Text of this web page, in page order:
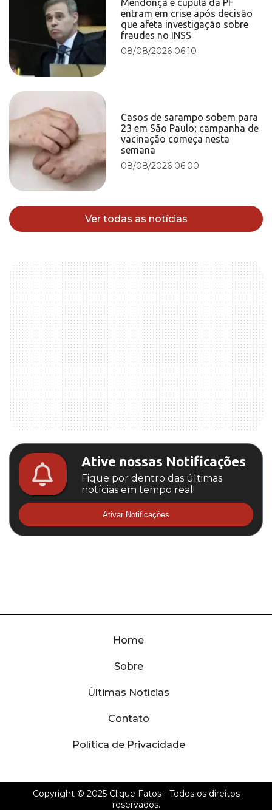
entram em crise após decisão
que afeta investigação sobre
fraudes no INSS
08/08/2026 06:10
Casos de sarampo sobem para
23 em São Paulo; campanha de
vacinação começa nesta
semana
08/08/2026 06:00
Ver todas as notícias
Ative nossas Notificações
Fique por dentro das últimas
notícias em tempo real!
Ativar Notificações
Home
Sobre
Últimas Notícias
Contato
Política de Privacidade
Copyright © 2025 Clique Fatos- Todos os direitos
reservados.